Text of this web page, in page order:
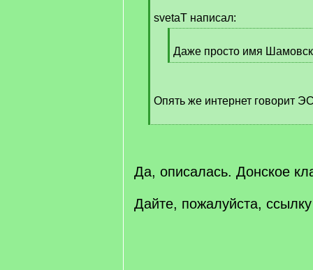
svetaT написал:
q
]
Даже просто имя
[
]
Опять же интернет
[
Да, описалась. Донское
Дайте, пожалуйста,